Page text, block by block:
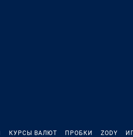
КУРСЫ ВАЛЮТ ПРОБКИ ZODY